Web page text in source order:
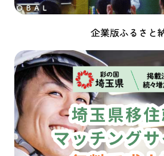
企業版ふるさと